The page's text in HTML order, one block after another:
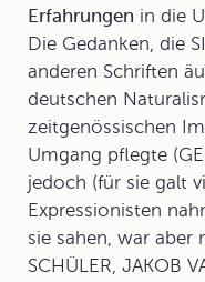
Erfahrungen in die
Die Gedanken, die
anderen Schriften
deutschen
zeitgenössischen
Umgang pflegte
jedoch (für sie galt
Expressionisten
sie sahen, war aber
SCHÜLER, JAKOB